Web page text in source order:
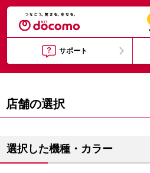
サポート
店舗の選択
選択した機種・カラー